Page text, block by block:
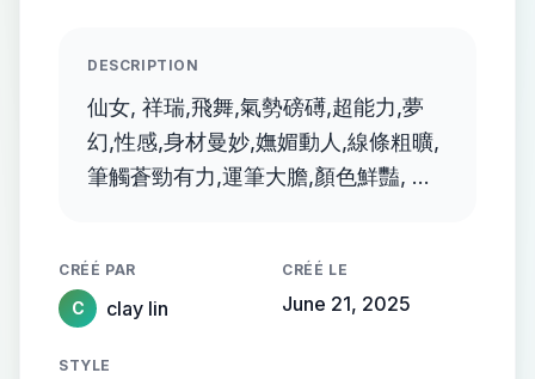
DESCRIPTION
仙女, 祥瑞,飛舞,氣勢磅礡,超能力,夢
幻,性感,身材曼妙,嫵媚動人,線條粗曠,
筆觸蒼勁有力,運筆大膽,顏色鮮豔, 畫
CRÉÉ PAR
C clay lin
CRÉÉ LE
June 21, 2025
STYLE